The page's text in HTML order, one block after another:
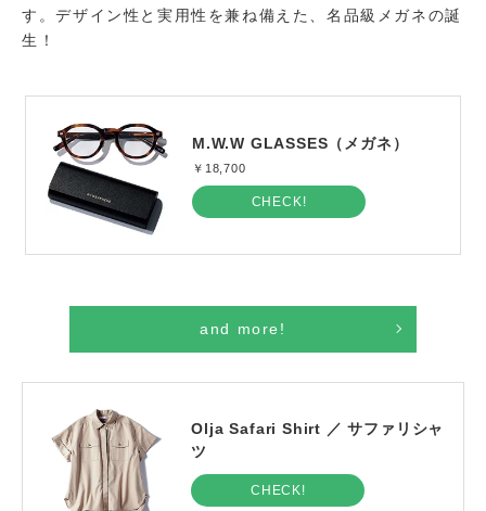
す。デザイン性と実用性を兼ね備えた、名品級メガネの誕
生！
M.W.W GLASSES（メガネ）
￥18,700
CHECK!
and more!
Olja Safari Shirt ／ サファリシャ
ツ
CHECK!